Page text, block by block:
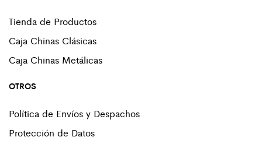
Tienda de Productos
Caja Chinas Clásicas
Caja Chinas Metálicas
OTROS
Política de Envíos y Despachos
Protección de Datos